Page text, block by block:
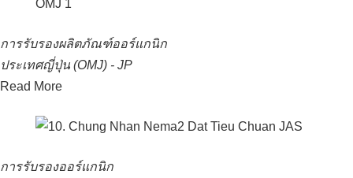
การรับรองผลิตภัณฑ์ออร์แกนิก
ประเทศญี่ปุ่น (OMJ) - JP
Read More
การรับรองออร์แกนิก